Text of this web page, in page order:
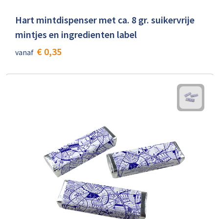
Hart mintdispenser met ca. 8 gr. suikervrije
mintjes en ingredienten label
vanaf € 0,35